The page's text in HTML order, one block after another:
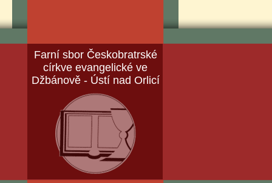
Farní sbor Českobratrské
církve evangelické ve
Džbánově - Ústí nad Orlicí